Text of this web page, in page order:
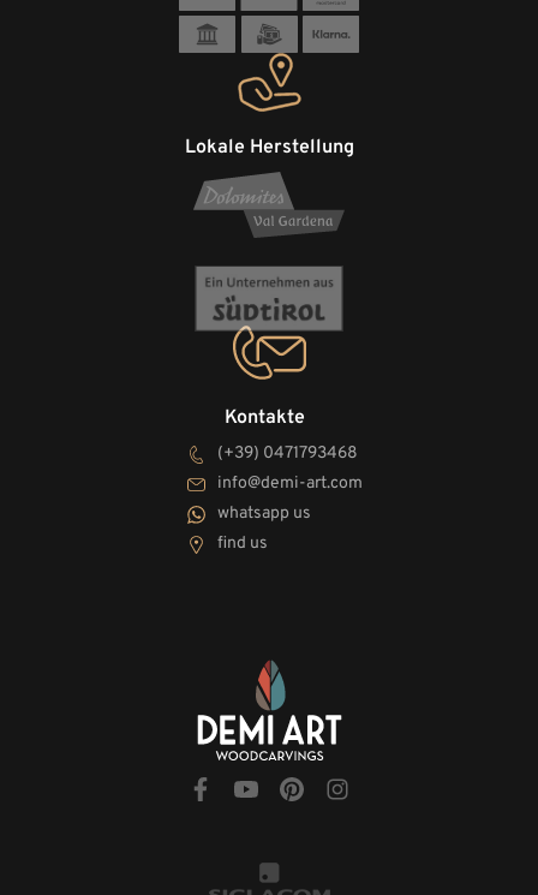
Kontakte
(+39) 0471793468
info@demi-art.com
whatsapp us
find us
Lokale Herstellung